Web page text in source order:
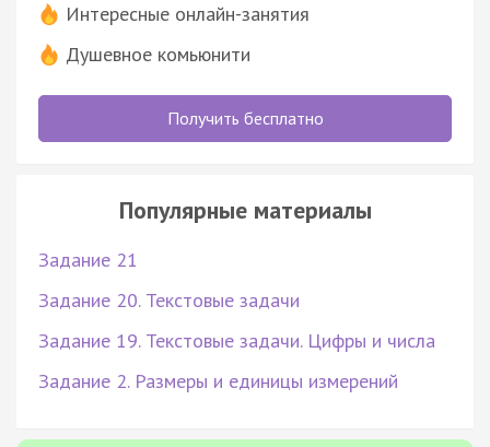
Интересные онлайн-занятия
Душевное комьюнити
Получить бесплатно
Популярные материалы
Задание 21
Задание 20. Текстовые задачи
Задание 19. Текстовые задачи. Цифры и числа
Задание 2. Размеры и единицы измерений